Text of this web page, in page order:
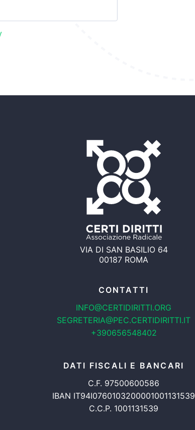
VIA DI SAN BASILIO 64
00187 ROMA
CONTATTI
INFO@CERTIDIRITTI.ORG
SEGRETERIA@PEC.CERTIDIRITTI.IT
+390656548402
DATI FISCALI E BANCARI
C.F. 97500600586
IBAN IT94I0760103200001001131539
C.C.P. 1001131539